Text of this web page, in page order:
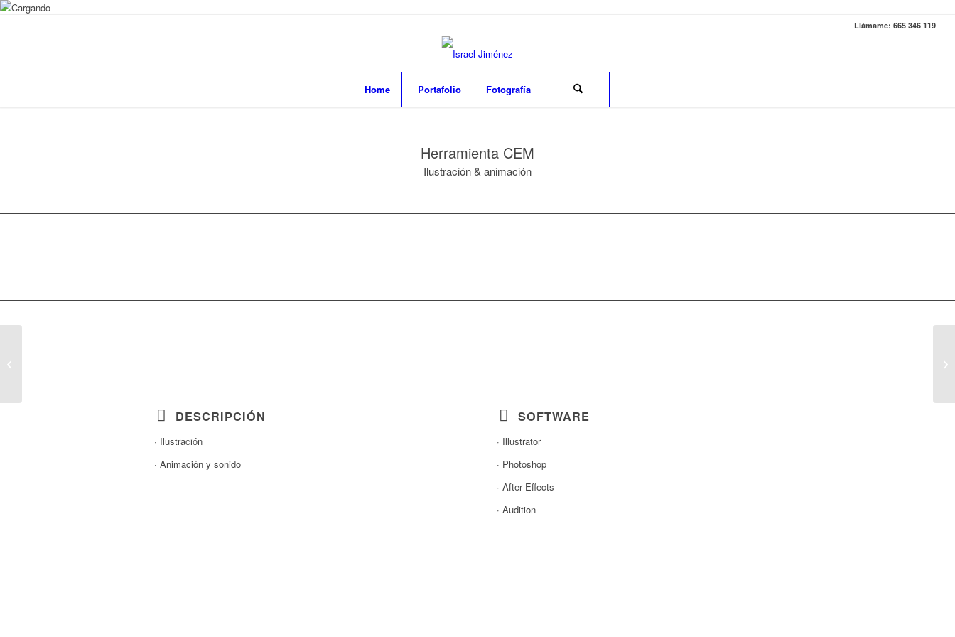
Llámame: 665 346 119
Home Portafolio Fotografía
Herramienta CEM
Ilustración & animación
DESCRIPCIÓN
· Ilustración
· Animación y sonido
SOFTWARE
· Illustrator
· Photoshop
· After Effects
· Audition
Resumen